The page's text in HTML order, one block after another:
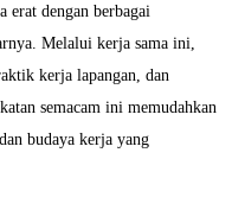
erat dengan berbagai
Melalui kerja sama ini,
kerja lapangan, dan
semacam ini memudahkan
budaya kerja yang